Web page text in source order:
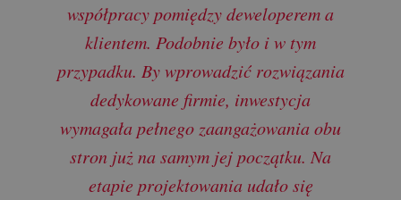
współpracy pomiędzy deweloperem a
klientem. Podobnie było i w tym
przypadku. By wprowadzić rozwiązania
dedykowane firmie, inwestycja
wymagała pełnego zaangażowania obu
stron już na samym jej początku. Na
etapie projektowania udało się